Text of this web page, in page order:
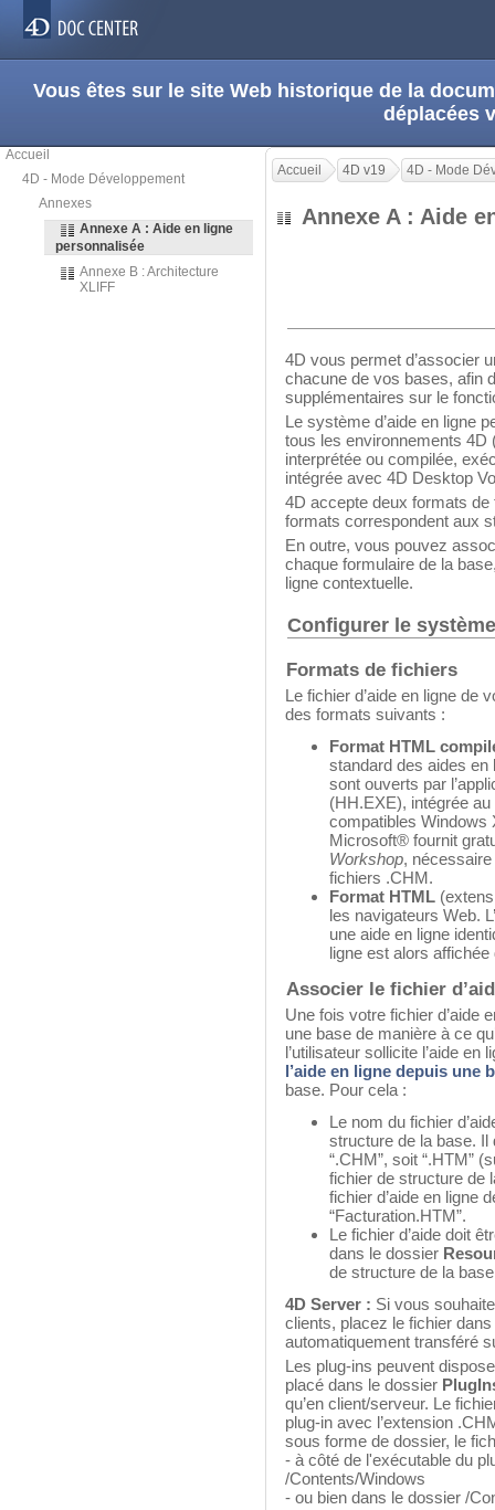
Vous êtes sur le site Web historique de la
déplacées
Accueil
4D - Mode Développement
Annexes
Annexe A : Aide en ligne
personnalisée
Annexe B : Architecture
XLIFF
Accueil 4D v19 4D - Mode
Annexe A : Aide
4D vous permet d’associer
chacune de vos bases, afin
supplémentaires sur le
Le système d’aide en ligne
tous les environnements 4D
interprétée ou compilée,
intégrée avec 4D Desktop
4D accepte deux formats de
formats correspondent aux
En outre, vous pouvez
chaque formulaire de la
ligne contextuelle.
Configurer le
Formats de fichiers
Le fichier d’aide en ligne de
des formats suivants :
Format HTML
standard des aides
sont ouverts par
(HH.EXE), intégrée
compatibles Windows
Microsoft® fournit
Workshop,
fichiers .CHM.
Format HTML
les navigateurs Web.
une aide en ligne
ligne est alors
Associer le fichier
Une fois votre fichier d’aide
une base de manière à ce
l’utilisateur sollicite l’aide
l’aide en ligne depuis une
base. Pour cela :
Le nom du fichier
structure de la base. Il
“.CHM”, soit “.HTM”
fichier de structure de
fichier d’aide en ligne
“Facturation.HTM”.
Le fichier d’aide doit
dans le dossier
de structure de la
4D Server : Si vous
clients, placez le fichier
automatiquement transféré
Les plug-ins peuvent
placé dans le dossier
qu’en client/serveur. Le
plug-in avec l’extension
sous forme de dossier, le
- à côté de l'exécutable du
/Contents/Windows
- ou bien dans le dossier /